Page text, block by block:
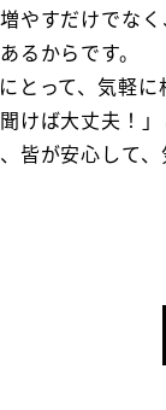
やすだけでな
るからです。
とって、気軽
けば大丈夫！
皆が安心して